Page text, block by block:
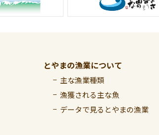
とやまの漁業について
主な漁業種類
漁獲される主な魚
データで見るとやまの漁業